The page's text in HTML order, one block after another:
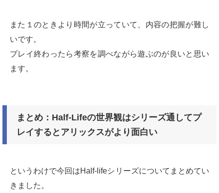
また１のときより時間が立っていて、内容の把握が難し
いです。
プレイ終わったら考察を調べながら遊ぶのが良いと思い
ます。
まとめ：Half-Lifeの世界観はシリーズ通してプ
レイするとアリックスがより面白い
というわけで今回はHalf-lifeシリーズについてまとめてい
きました。